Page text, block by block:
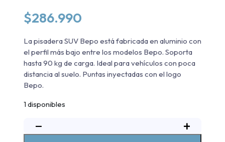
$286.990
La pisadera SUV Bepo está fabricada en aluminio con
el perfil más bajo entre los modelos Bepo. Soporta
hasta 90 kg de carga. Ideal para vehículos con poca
distancia al suelo. Puntas inyectadas con el logo
Bepo.
1 disponibles
−
De
+